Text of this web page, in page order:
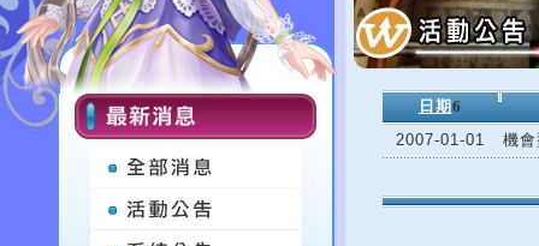
日期 6
2007-01-01
機